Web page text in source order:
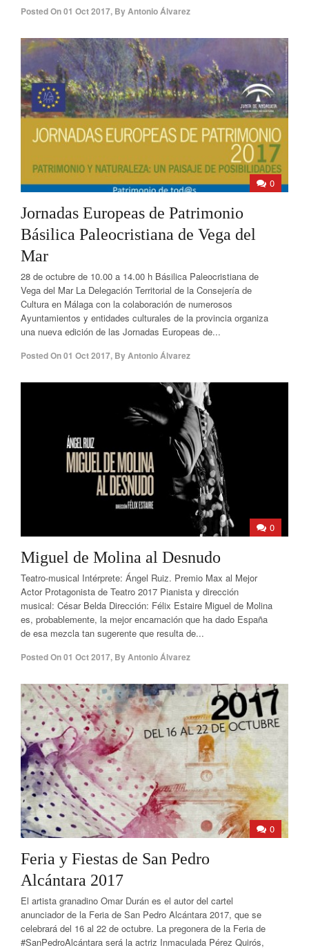
Posted On01 Oct 2017, ByAntonio Álvarez
0
Jornadas Europeas de Patrimonio
Básilica Paleocristiana de Vega del
Mar
28 de octubre de 10.00 a 14.00 h Básilica Paleocristiana de
Vega del Mar La Delegación Territorial de la Consejería de
Cultura en Málaga con la colaboración de numerosos
Ayuntamientos y entidades culturales de la provincia organiza
una nueva edición de las Jornadas Europeas de...
Posted On01 Oct 2017, ByAntonio Álvarez
0
Miguel de Molina al Desnudo
Teatro-musical Intérprete: Ángel Ruiz. Premio Max al Mejor
Actor Protagonista de Teatro 2017 Pianista y dirección
musical: César Belda Dirección: Félix Estaire Miguel de Molina
es, probablemente, la mejor encarnación que ha dado España
de esa mezcla tan sugerente que resulta de...
Posted On01 Oct 2017, ByAntonio Álvarez
0
Feria y Fiestas de San Pedro
Alcántara 2017
El artista granadino Omar Durán es el autor del cartel
anunciador de la Feria de San Pedro Alcántara 2017, que se
celebrará del 16 al 22 de octubre. La pregonera de la Feria de
#SanPedroAlcántara será la actriz Inmaculada Pérez Quirós,